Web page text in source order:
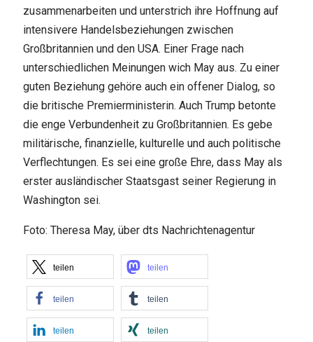
zusammenarbeiten und unterstrich ihre Hoffnung auf
intensivere Handelsbeziehungen zwischen
Großbritannien und den USA. Einer Frage nach
unterschiedlichen Meinungen wich May aus. Zu einer
guten Beziehung gehöre auch ein offener Dialog, so
die britische Premierministerin. Auch Trump betonte
die enge Verbundenheit zu Großbritannien. Es gebe
militärische, finanzielle, kulturelle und auch politische
Verflechtungen. Es sei eine große Ehre, dass May als
erster ausländischer Staatsgast seiner Regierung in
Washington sei.
Foto: Theresa May, über dts Nachrichtenagentur
teilen teilen
teilen teilen
teilen teilen